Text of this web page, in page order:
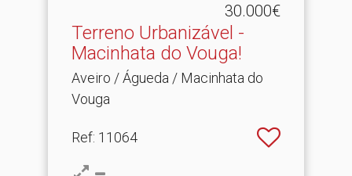
30.000€
Terreno Urbanizável -
Macinhata do Vouga!
Aveiro / Águeda / Macinhata do
Vouga
Ref: 11064